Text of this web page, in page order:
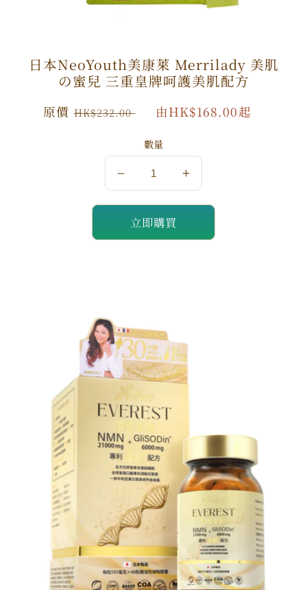
日本NeoYouth美康萊 Merrilady 美肌
の蜜兒 三重皇牌呵護美肌配方
原
原價HK$232.00 由HK$168.00起
數量
量
減
少
量
加
立即購買